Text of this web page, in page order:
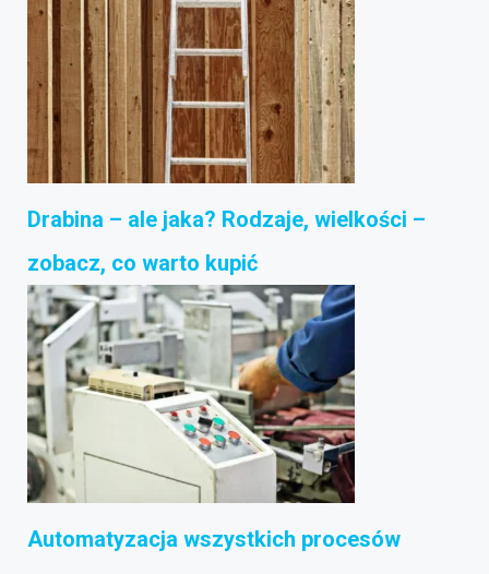
Drabina – ale jaka? Rodzaje, wielkości –
zobacz, co warto kupić
Automatyzacja wszystkich procesów